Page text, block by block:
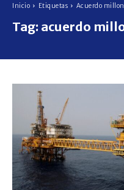
Inicio Etiquetas Acuerdo
Tag: acuerdo